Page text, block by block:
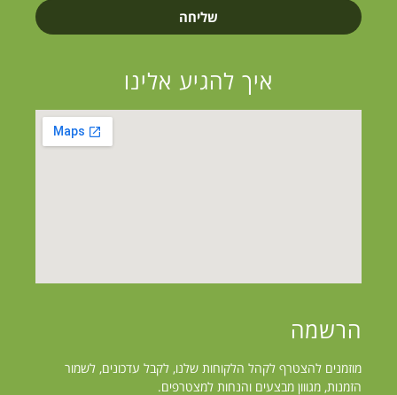
שליחה
איך להגיע אלינו
הרשמה
מוזמנים להצטרף לקהל הלקוחות שלנו, לקבל עדכונים, לשמור
הזמנות, מגווון מבצעים והנחות למצטרפים.